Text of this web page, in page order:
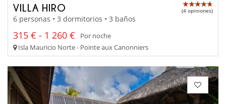
VILLA HIRO (4 opiniones)
6 personas • 3 dormitorios • 3 baños
315 € - 1 260 €
Por noche
Isla Mauricio Norte - Pointe aux Canonniers